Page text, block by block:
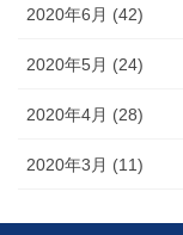
2020年6月 (42)
2020年5月 (24)
2020年4月 (28)
2020年3月 (11)